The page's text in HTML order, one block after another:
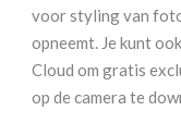
voor styling van
opneemt. Je kunt
Cloud om gratis
op de camera te